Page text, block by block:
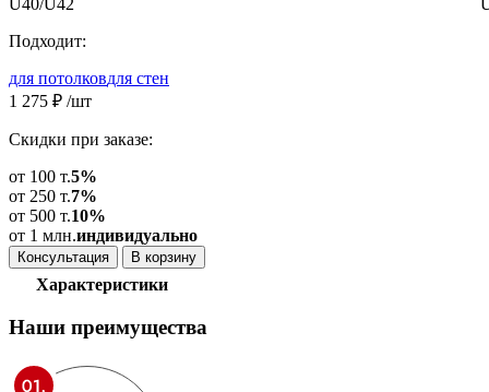
Подходит:
для потолковдля стен
1 275 ₽ /шт
Скидки при заказе:
от 100 т.5%
от 250 т.7%
от 500 т.10%
от 1 млн.индивидуально
Консультация В корзину
Характеристики
Наши преимущества